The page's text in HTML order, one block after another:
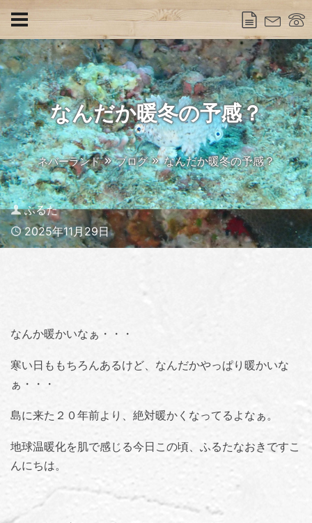
なんだか暖冬の予感？
ネバーランド ブログ なんだか暖冬の予感？
Author
ふるた
Published
2025年11月29日
なんか暖かいなぁ・・・
寒い日ももちろんあるけど、なんだかやっぱり暖かいな
ぁ・・・
島に来た２０年前より、絶対暖かくなってるよなぁ。
地球温暖化を肌で感じる今日この頃、ふるたなおきですこ
んにちは。